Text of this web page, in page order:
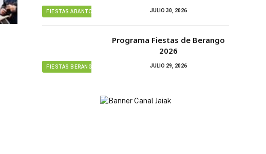
FIESTAS ABANTO ZIERBENA JULIO 30, 2026
FIESTAS BERANGO
Programa Fiestas de Berango
2026
JULIO 29, 2026